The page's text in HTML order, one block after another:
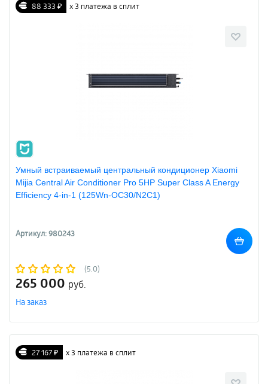
88 333 ₽ х 3 платежа в сплит
Умный встраиваемый центральный кондиционер Xiaomi
Mijia Central Air Conditioner Pro 5HP Super Class A Energy
Efficiency 4-in-1 (125Wn-OC30/N2C1)
Артикул: 980243
(5.0)
265 000 руб.
На заказ
27 167 ₽ х 3 платежа в сплит